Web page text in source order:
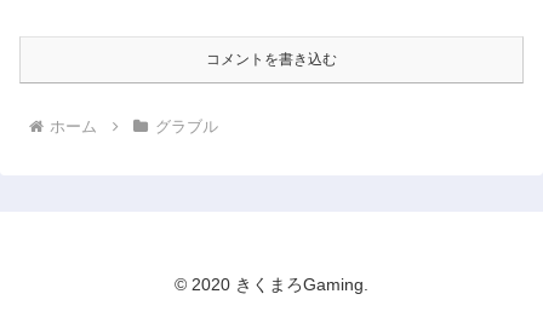
コメントを書き込む
ホーム グラブル
© 2020 きくまろGaming.